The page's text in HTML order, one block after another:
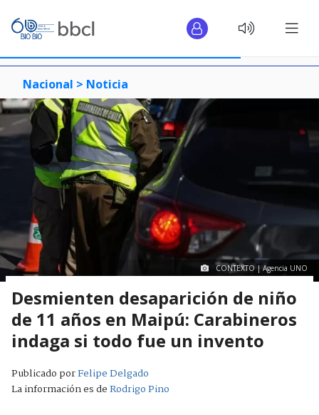
Nacional > Noticia
CONTEXTO | Agencia UNO
Desmienten desaparición de niño
de 11 años en Maipú: Carabineros
indaga si todo fue un invento
Publicado porFelipe Delgado
La información es deRodrigo Pino